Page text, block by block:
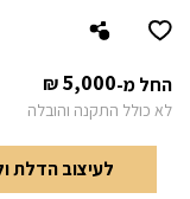
החל מ- ₪5,000
לא כולל התקנה והובלה
לעיצוב הדלת